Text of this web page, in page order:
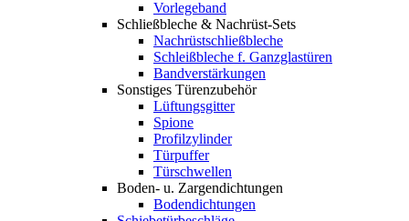
Vorlegeband
Schließbleche & Nachrüst-Sets
Nachrüstschließbleche
Schleißbleche f. Ganzglastüren
Bandverstärkungen
Sonstiges Türenzubehör
Lüftungsgitter
Spione
Profilzylinder
Türpuffer
Türschwellen
Boden- u. Zargendichtungen
Bodendichtungen